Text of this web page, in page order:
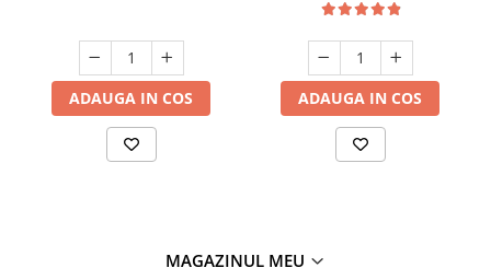
ADAUGA IN COS ADAUGA IN COS
MAGAZINUL MEU